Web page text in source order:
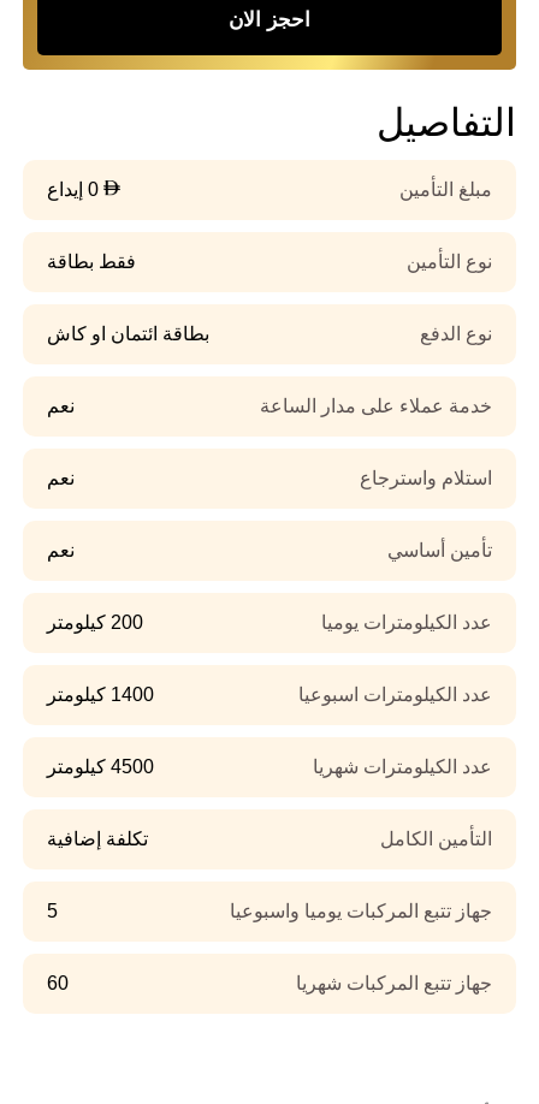
احجز الان
التفاصيل
مبلغ التأمين 0 إيداع
نوع التأمين فقط بطاقة
نوع الدفع بطاقة ائتمان او كاش
خدمة عملاء على مدار الساعة نعم
استلام واسترجاع نعم
تأمين أساسي نعم
عدد الكيلومترات يوميا 200 كيلومتر
عدد الكيلومترات اسبوعيا 1400 كيلومتر
عدد الكيلومترات شهريا 4500 كيلومتر
التأمين الكامل تكلفة إضافية
جهاز تتبع المركبات يوميا واسبوعيا 5
جهاز تتبع المركبات شهريا 60